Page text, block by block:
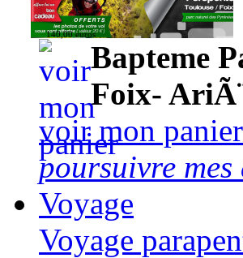
140,00 euros
Bapteme
Foix-
voir mon panier
poursuivre mes
Voyage
Voyage